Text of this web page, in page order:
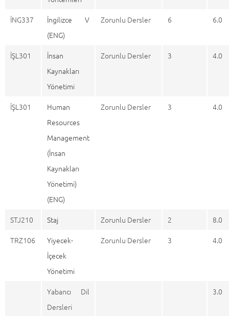
İNG337
İngilizce V
(ENG)
Zorunlu Dersler 6 6.0
İŞL301
İnsan
Kaynakları
Yönetimi
Zorunlu Dersler 3 4.0
İŞL301
Human
Resources
Management
(İnsan
Kaynakları
Yönetimi)
(ENG)
Zorunlu Dersler 3 4.0
STJ210 Staj Zorunlu Dersler 2
8.0
TRZ106
Yiyecek-
İçecek
Yönetimi
Zorunlu Dersler 3 4.0
Yabancı Dil
Dersleri
3.0